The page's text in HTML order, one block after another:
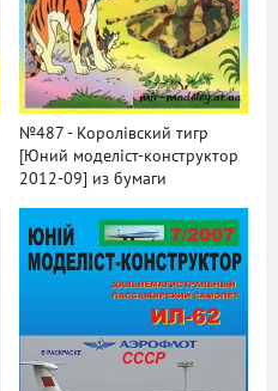
№487 - Королівский тигр
[Юний моделіст-конструктор
2012-09] из бумаги